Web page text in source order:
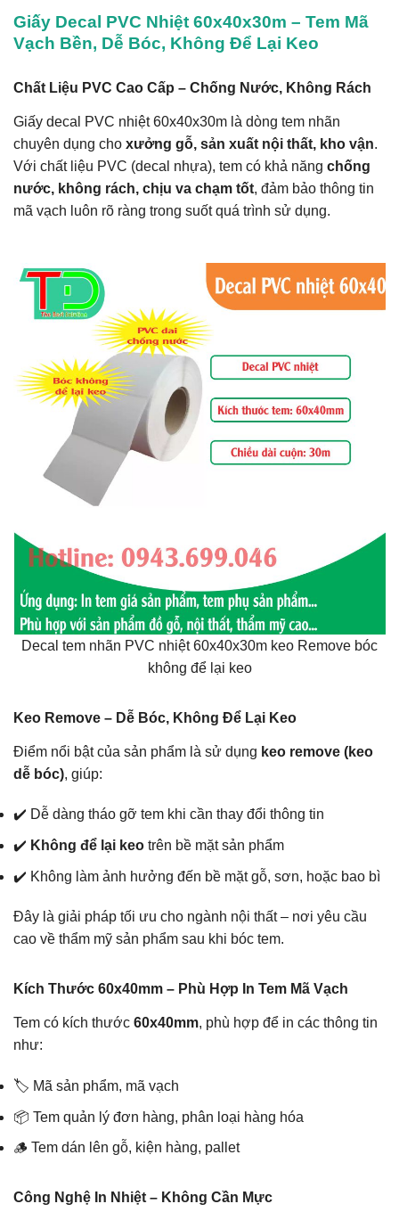
Giấy Decal PVC Nhiệt 60x40x30m – Tem Mã
Vạch Bền, Dễ Bóc, Không Để Lại Keo
Chất Liệu PVC Cao Cấp – Chống Nước, Không Rách
Giấy decal PVC nhiệt 60x40x30m là dòng tem nhãn
chuyên dụng cho xưởng gỗ, sản xuất nội thất, kho vận.
Với chất liệu PVC (decal nhựa), tem có khả năng chống
nước, không rách, chịu va chạm tốt, đảm bảo thông tin
mã vạch luôn rõ ràng trong suốt quá trình sử dụng.
Decal tem nhãn PVC nhiệt 60x40x30m keo Remove bóc
không để lại keo
Keo Remove – Dễ Bóc, Không Để Lại Keo
Điểm nổi bật của sản phẩm là sử dụng keo remove (keo
dễ bóc), giúp:
✔️ Dễ dàng tháo gỡ tem khi cần thay đổi thông tin
✔️ Không để lại keo trên bề mặt sản phẩm
✔️ Không làm ảnh hưởng đến bề mặt gỗ, sơn, hoặc bao bì
Đây là giải pháp tối ưu cho ngành nội thất – nơi yêu cầu
cao về thẩm mỹ sản phẩm sau khi bóc tem.
Kích Thước 60x40mm – Phù Hợp In Tem Mã Vạch
Tem có kích thước 60x40mm, phù hợp để in các thông tin
như:
🏷️ Mã sản phẩm, mã vạch
📦 Tem quản lý đơn hàng, phân loại hàng hóa
🪵 Tem dán lên gỗ, kiện hàng, pallet
Công Nghệ In Nhiệt – Không Cần Mực